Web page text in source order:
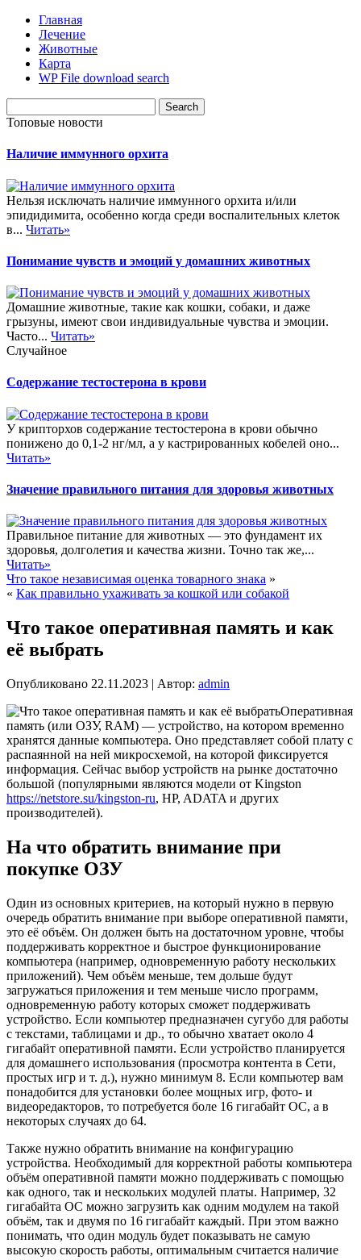
Главная
Лечение
Животные
Карта
WP File download search
Топовые новости
Наличие иммунного орхита
Нельзя исключать наличие иммунного орхита и/или
эпидидимита, особенно когда среди воспалительных клеток
в... Читать»
Понимание чувств и эмоций у домашних животных
Домашние животные, такие как кошки, собаки, и даже
грызуны, имеют свои индивидуальные чувства и эмоции.
Часто... Читать»
Случайное
Содержание тестостерона в крови
У крипторхов содержание тестостерона в крови обычно
понижено до 0,1-2 нг/мл, а у кастрированных кобелей оно...
Читать»
Значение правильного питания для здоровья животных
Правильное питание для животных — это фундамент их
здоровья, долголетия и качества жизни. Точно так же,...
Читать»
Что такое независимая оценка товарного знака »
« Как правильно ухаживать за кошкой или собакой
Что такое оперативная память и как
её выбрать
Опубликовано 22.11.2023 | Автор: admin
Оперативная
память (или ОЗУ, RAM) — устройство, на котором временно
хранятся данные компьютера. Оно представляет собой плату с
распаянной на ней микросхемой, на которой фиксируется
информация. Сейчас выбор устройств на рынке достаточно
большой (популярными являются модели от Kingston
https://netstore.su/kingston-ru, HP, ADATA и других
производителей).
На что обратить внимание при
покупке ОЗУ
Один из основных критериев, на который нужно в первую
очередь обратить внимание при выборе оперативной памяти,
это её объём. Он должен быть на достаточном уровне, чтобы
поддерживать корректное и быстрое функционирование
компьютера (например, одновременную работу нескольких
приложений). Чем объём меньше, тем дольше будут
загружаться приложения и тем меньше число программ,
одновременную работу которых сможет поддерживать
устройство. Если компьютер предназначен сугубо для работы
с текстами, таблицами и др., то обычно хватает около 4
гигабайт оперативной памяти. Если устройство планируется
для домашнего использования (просмотра контента в Сети,
простых игр и т. д.), нужно минимум 8. Если компьютер вам
понадобится для установки более мощных игр, фото- и
видеоредакторов, то потребуется боле 16 гигабайт ОС, а в
некоторых случаях до 64.
Также нужно обратить внимание на конфигурацию
устройства. Необходимый для корректной работы компьютера
объём оперативной памяти можно поддерживать с помощью
как одного, так и нескольких модулей платы. Например, 32
гигабайта ОС можно загрузить как одним модулем на такой
объём, так и двумя по 16 гигабайт каждый. При этом важно
понимать, что один модуль будет показывать не самую
высокую скорость работы, оптимальным считается наличие